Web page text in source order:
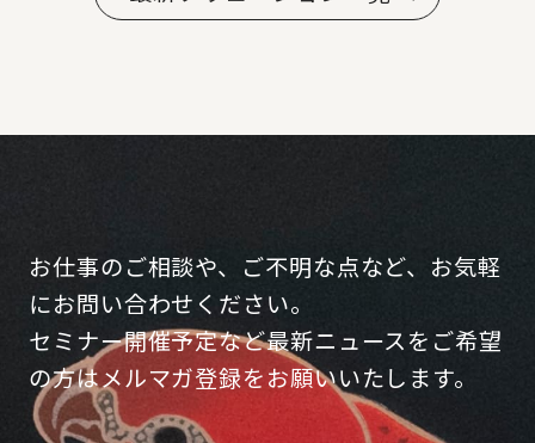
お仕事のご相談や、ご不明な点など、お気軽
にお問い合わせください。
セミナー開催予定など最新ニュースをご希望
の方はメルマガ登録をお願いいたします。